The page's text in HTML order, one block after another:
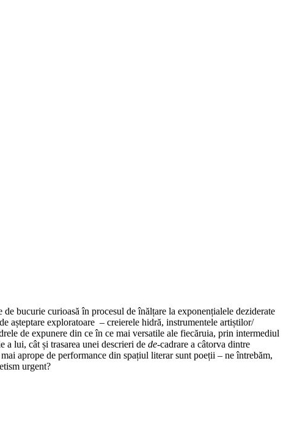
bucurie curioasă în procesul de înălțare la exponențialele deziderate
așteptare exploratoare – creierele hidră, instrumentele artiștilor/
de expunere din ce în ce mai versatile ale fiecăruia, prin intermediul
a lui, cât și trasarea unei descrieri de de-cadrare a câtorva dintre
aprope de performance din spațiul literar sunt poeții – ne întrebăm,
urgent?